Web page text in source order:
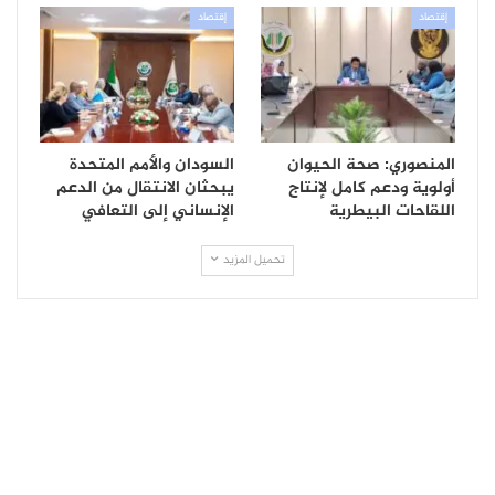
إقتصاد
المنصوري: صحة الحيوان
أولوية ودعم كامل لإنتاج
اللقاحات البيطرية
إقتصاد
السودان والأمم المتحدة
يبحثان الانتقال من الدعم
الإنساني إلى التعافي
تحميل المزيد